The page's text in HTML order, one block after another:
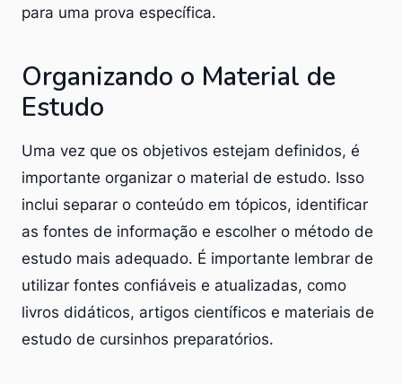
para uma prova específica.
Organizando o Material de
Estudo
Uma vez que os objetivos estejam definidos, é
importante organizar o material de estudo. Isso
inclui separar o conteúdo em tópicos, identificar
as fontes de informação e escolher o método de
estudo mais adequado. É importante lembrar de
utilizar fontes confiáveis e atualizadas, como
livros didáticos, artigos científicos e materiais de
estudo de cursinhos preparatórios.